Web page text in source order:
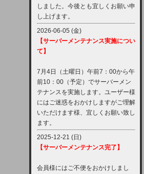
しました。今後とも宜しくお願い申
し上げます。
2026-06-05 (金)
【サーバーメンテナンス実施につい
て】
7月4日（土曜日）午前7：00から午
前10：00（予定）でサーバーメン
テナンスを実施します。ユーザー様
にはご迷惑をおかけしますがご理解
いただけます様、宜しくお願い致し
ます。
2025-12-21 (日)
【サーバーメンテナンス完了】
会員様にはご不便をおかけしまし